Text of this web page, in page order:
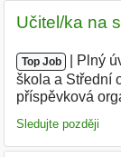
Učitel/ka na
Top Job Plný
škola a Střední
příspěvková
Sledujte později